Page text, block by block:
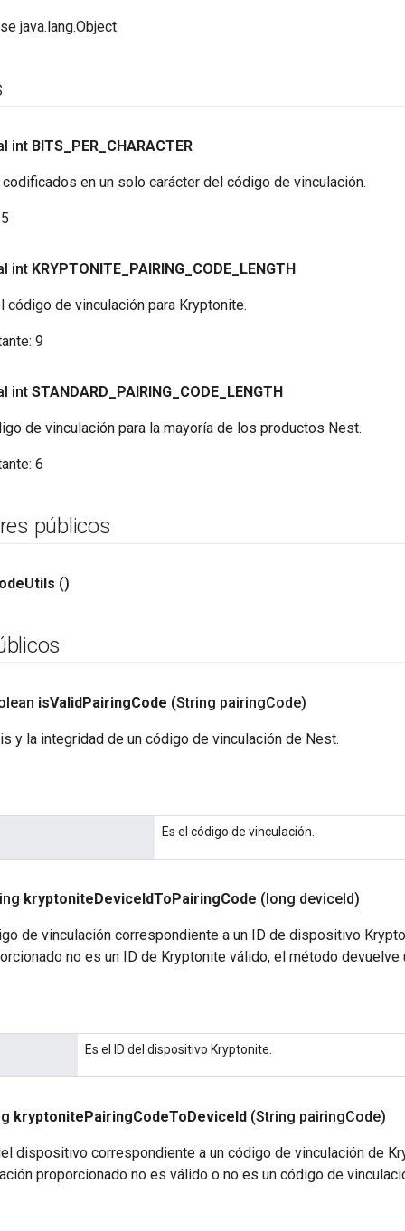
java.lang.Object
int BITS PER CHARACTER
en un solo carácter del código de vinculación.
5
int KRYPTONITE PAIRING CODE LENGTH
código de vinculación para Kryptonite.
9
int STANDARD PAIRING CODE LENGTH
de vinculación para la mayoría de los productos Nest.
6
públicos
Utils ()
isValidPairingCode (String pairingCode)
y la integridad de un código de vinculación de Nest.
Es el código de vinculación.
kryptoniteDeviceIdToPairingCode (long deviceId)
de vinculación correspondiente a un ID de dispositivo
no es un ID de Kryptonite válido, el método devuelve
Es el ID del dispositivo Kryptonite.
kryptonitePairingCodeToDeviceId (String pairingCode)
dispositivo correspondiente a un código de vinculación de
proporcionado no es válido o no es un código de